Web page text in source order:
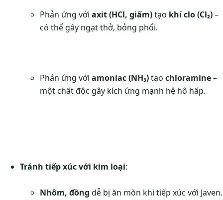
Phản ứng với axit (HCl, giấm)tạo khí clo (Cl₂)–
có thể gây ngạt thở, bỏng phổi.
Phản ứng với amoniac (NH₃)tạo chloramine–
một chất độc gây kích ứng mạnh hệ hô hấp.
Tránh tiếp xúc với kim loại:
Nhôm, đồng dễ bị ăn mòn khi tiếp xúc với Javen.